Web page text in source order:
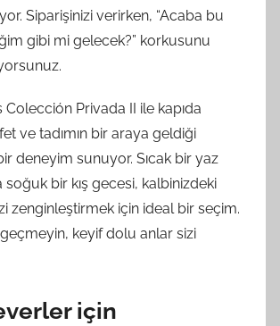
Siparişinizi verirken, “Acaba bu
gibi mi gelecek?” korkusunu
Privada II ile kapıda
ve tadımın bir araya geldiği
deneyim sunuyor. Sıcak bir yaz
soğuk bir kış gecesi, kalbinizdeki
zenginleştirmek için ideal bir seçim.
keyif dolu anlar sizi
için